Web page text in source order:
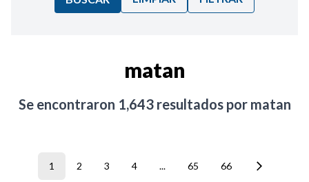
matan
Se encontraron 1,643resultados por matan
1 2 3 4 ... 65 66